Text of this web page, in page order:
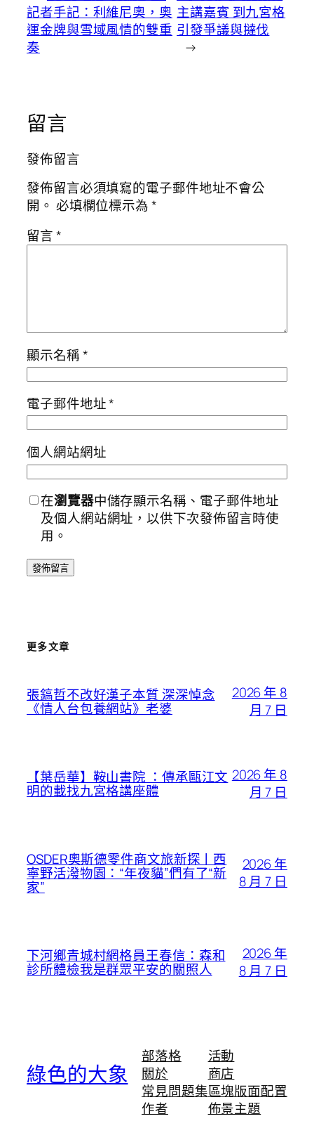
記者手記：利維尼奧，奧
運金牌與雪域風情的雙重
奏
主講嘉賓 到九宮格
引發爭議與撻伐
→
留言
發佈留言
發佈留言必須填寫的電子郵件地址不會公
開。 必填欄位標示為*
留言*
顯示名稱*
電子郵件地址*
個人網站網址
在瀏覽器中儲存顯示名稱、電子郵件地址
及個人網站網址，以供下次發佈留言時使
用。
更多文章
張鎬哲不改好漢子本質 深深悼念
《情人台包養網站》老婆
2026 年 8
月 7 日
【葉岳華】鞍山書院 ：傳承甌江文
明的載找九宮格講座體
2026 年 8
月 7 日
OSDER奧斯德零件商文旅新探丨西
寧野活潑物園：“年夜貓”們有了“新
家”
2026 年
8 月 7 日
下河鄉青城村網格員王春信：森和
診所體檢我是群眾平安的關照人
2026 年
8 月 7 日
綠色的大象
部落格
關於
常見問題集
作者
活動
商店
區塊版面配置
佈景主題